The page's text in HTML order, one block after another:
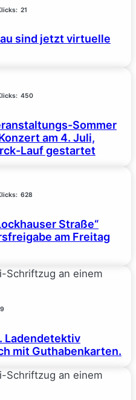
21
sind jetzt virtuelle
450
Sommer
am 4. Juli,
Lauf gestartet
628
Straße“
am Freitag
9
Ladendetektiv
mit Guthabenkarten.